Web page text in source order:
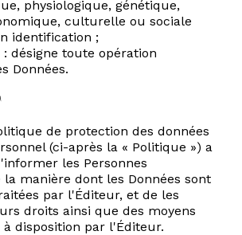
physiologique, génétique,
culturelle ou sociale
identification ;
désigne toute opération
Données.
de protection des données
(ci-après la « Politique ») a
les Personnes
la manière dont les Données sont
par l'Éditeur, et de les
droits ainsi que des moyens
disposition par l'Éditeur.